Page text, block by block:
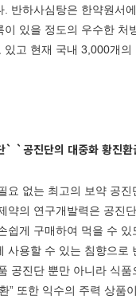
. 반하사심탕은 한약원서
이 있을 정도의 우수한 처
있고 현재 국내 3,000개의
` `공진단의 대중화 황진
요 없는 최고의 보약 공
약의 연구개발력은 공진
쉽게 구매하여 먹을 수 있
사용할 수 있는 침향으로
공진단 뿐만 아니라 식품
” 또한 익수의 주력 상품